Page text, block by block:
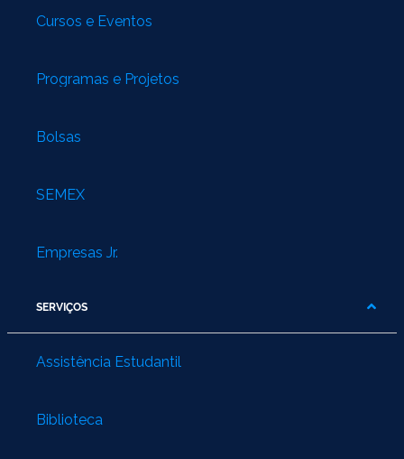
Cursos e Eventos
Programas e Projetos
Bolsas
SEMEX
Empresas Jr.
SERVIÇOS
Assistência Estudantil
Biblioteca